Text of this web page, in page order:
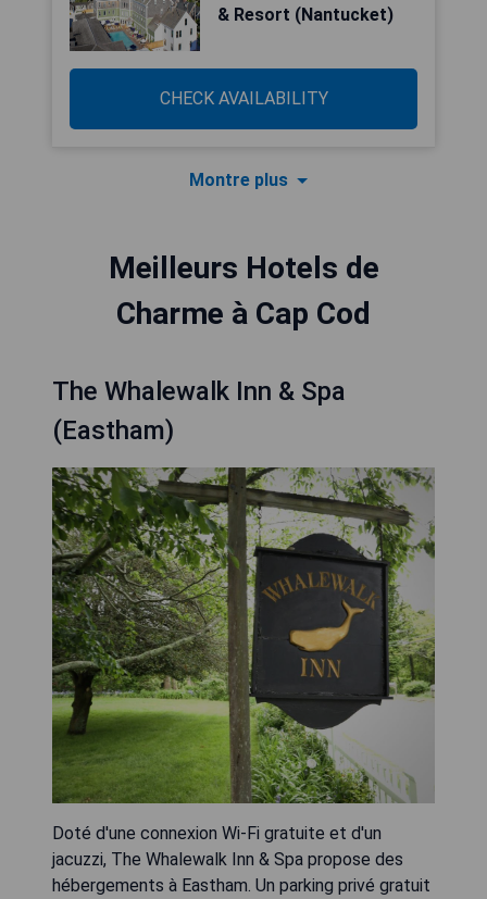
& Resort (Nantucket)
CHECK AVAILABILITY
Montre plus
Meilleurs Hotels de
Charme à Cap Cod
The Whalewalk Inn & Spa
(Eastham)
Doté d'une connexion Wi-Fi gratuite et d'un
jacuzzi, The Whalewalk Inn & Spa propose des
hébergements à Eastham. Un parking privé gratuit